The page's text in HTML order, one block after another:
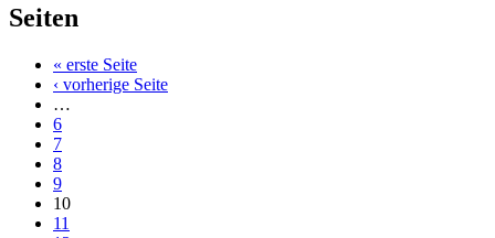
Seiten
« erste Seite
‹ vorherige Seite
…
6
7
8
9
10
11